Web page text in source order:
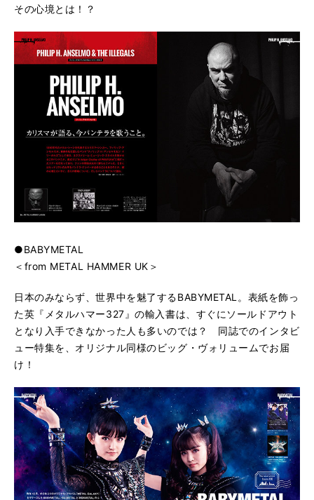
その心境とは！？
●BABYMETAL
＜from METAL HAMMER UK＞
日本のみならず、世界中を魅了するBABYMETAL。表紙を飾っ
た英『メタルハマー327』の輸入書は、すぐにソールドアウト
となり入手できなかった人も多いのでは？ 同誌でのインタビ
ュー特集を、オリジナル同様のビッグ・ヴォリュームでお届
け！